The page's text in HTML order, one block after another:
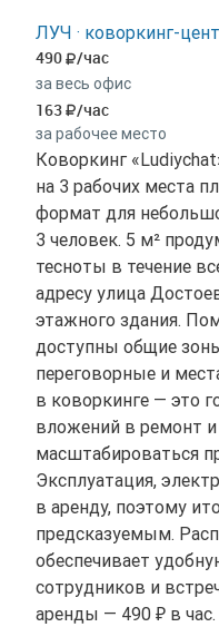
ЛУЧ · коворкинг-
490 /час
за весь офис
163 /час
за рабочее место
Коворкинг
на 3 рабочих места
формат для
3 человек. 5 м²
тесноты в течение
адресу улица
этажного здания.
доступны общие
переговорные и
в коворкинге — это
вложений в ремонт
масштабироваться
Эксплуатация,
в аренду, поэтому
предсказуемым.
обеспечивает
сотрудников и
аренды — 490 ₽ в